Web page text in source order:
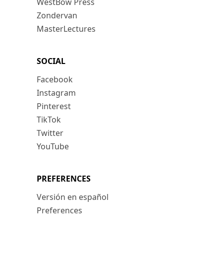
Zondervan
MasterLectures
SOCIAL
Facebook
Instagram
Pinterest
TikTok
Twitter
YouTube
PREFERENCES
Versión en español
Preferences